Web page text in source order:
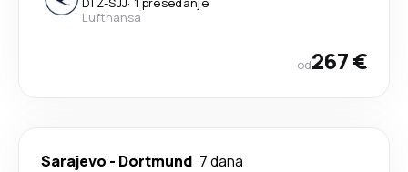
Lufthansa
od267 €
Sarajevo - Dortmund 7 dana